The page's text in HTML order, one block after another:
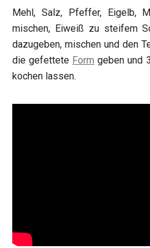
Mehl, Salz, Pfeffer, Eigelb,
mischen, Eiweiß zu steifem
dazugeben, mischen und den
die gefettete Form geben und
kochen lassen.